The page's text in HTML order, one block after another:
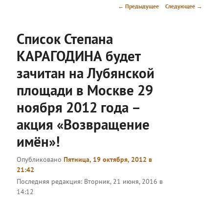
Навигация
← Предыдущее Следующее →
Список Степана
КАРАГОДИНА будет
зачитан на Лубянской
площади в Москве 29
ноября 2012 года –
акция «Возвращение
имён»!
ОпубликованоПятница, 19 октября, 2012 в
21:42
Последняя редакция: Вторник, 21 июня, 2016 в
14:12